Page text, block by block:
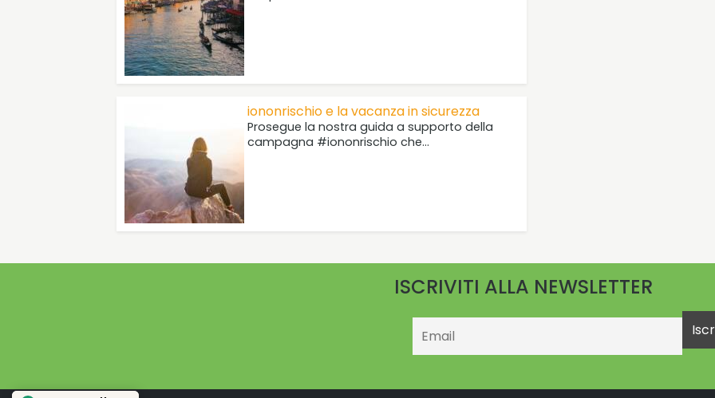
iononrischio e la vacanza in sicurezza
Prosegue la nostra guida a supporto della
campagna #iononrischio che…
ISCRIVITI ALLA NEWSLETTER